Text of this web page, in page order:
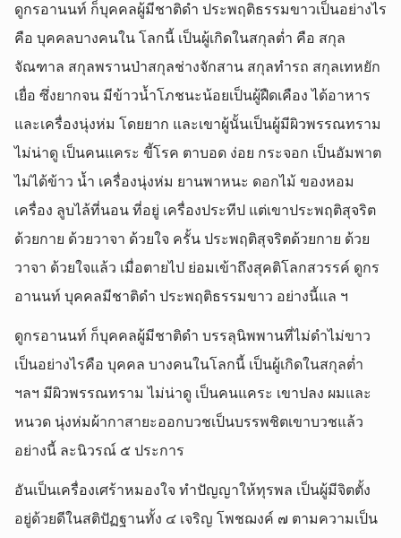
ดูกรอานนท์ ก็บุคคลผู้มีชาติดำ ประพฤติธรรมขาวเป็นอย่างไร
คือ บุคคลบางคนใน โลกนี้ เป็นผู้เกิดในสกุลต่ำ คือ สกุล
จัณฑาล สกุลพรานป่าสกุลช่างจักสาน สกุลทำรถ สกุลเทหยัก
เยื่อ ซึ่งยากจน มีข้าวน้ำโภชนะน้อยเป็นผู้ฝืดเคือง ได้อาหาร
และเครื่องนุ่งห่ม โดยยาก และเขาผู้นั้นเป็นผู้มีผิวพรรณทราม
ไม่น่าดู เป็นคนแคระ ขี้โรค ตาบอด ง่อย กระจอก เป็นอัมพาต
ไม่ได้ข้าว น้ำ เครื่องนุ่งห่ม ยานพาหนะ ดอกไม้ ของหอม
เครื่อง ลูบไล้ที่นอน ที่อยู่ เครื่องประทีป แต่เขาประพฤติสุจริต
ด้วยกาย ด้วยวาจา ด้วยใจ ครั้น ประพฤติสุจริตด้วยกาย ด้วย
วาจา ด้วยใจแล้ว เมื่อตายไป ย่อมเข้าถึงสุคติโลกสวรรค์ ดูกร
อานนท์ บุคคลมีชาติดำ ประพฤติธรรมขาว อย่างนี้แล ฯ
ดูกรอานนท์ ก็บุคคลผู้มีชาติดำ บรรลุนิพพานที่ไม่ดำไม่ขาว
เป็นอย่างไรคือ บุคคล บางคนในโลกนี้ เป็นผู้เกิดในสกุลต่ำ
ฯลฯ มีผิวพรรณทราม ไม่น่าดู เป็นคนแคระ เขาปลง ผมและ
หนวด นุ่งห่มผ้ากาสายะออกบวชเป็นบรรพชิตเขาบวชแล้ว
อย่างนี้ ละนิวรณ์ ๕ ประการ
อันเป็นเครื่องเศร้าหมองใจ ทำปัญญาให้ทุรพล เป็นผู้มีจิตตั้ง
อยู่ด้วยดีในสติปัฏฐานทั้ง ๔ เจริญ โพชฌงค์ ๗ ตามความเป็น